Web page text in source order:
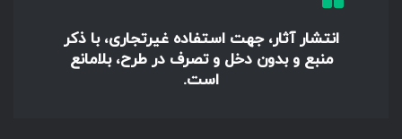
انتشار آثار، جهت استفاده غیرتجاری، با ذکر
منبع و بدون دخل و تصرف در طرح، بلامانع
است.